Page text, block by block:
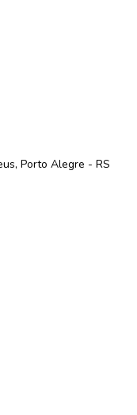
Porto Alegre - RS